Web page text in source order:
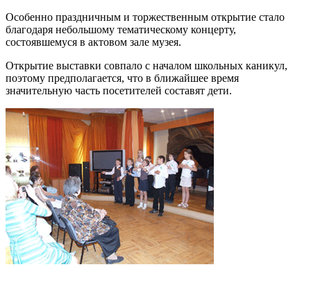
Особенно праздничным и торжественным открытие стало
благодаря небольшому тематическому концерту,
состоявшемуся в актовом зале музея.
Открытие выставки совпало с началом школьных каникул,
поэтому предполагается, что в ближайшее время
значительную часть посетителей составят дети.